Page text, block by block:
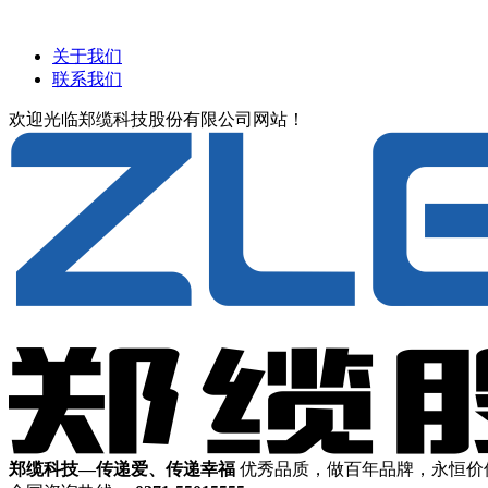
关于我们
联系我们
欢迎光临郑缆科技股份有限公司网站！
郑缆科技—传递爱、传递幸福 优秀品质，做百年品牌，永恒价